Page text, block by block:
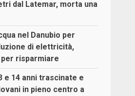
dal Latemar, morta una
nel Danubio per
di elettricità,
risparmiare
e 14 anni trascinate e
in pieno centro a